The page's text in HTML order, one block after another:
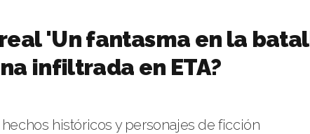
'Un fantasma en la
infiltrada en ETA?
históricos y personajes de ficción